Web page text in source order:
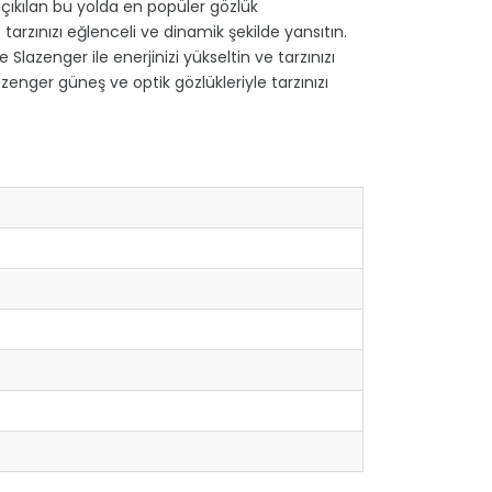
bu yolda en popüler gözlük
eğlenceli ve dinamik şekilde yansıtın.
ile enerjinizi yükseltin ve tarzınızı
güneş ve optik gözlükleriyle tarzınızı